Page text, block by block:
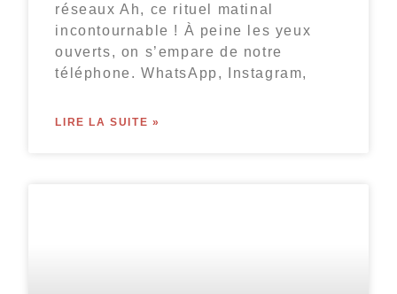
réseaux Ah, ce rituel matinal
incontournable ! À peine les yeux
ouverts, on s’empare de notre
téléphone. WhatsApp, Instagram,
LIRE LA SUITE »